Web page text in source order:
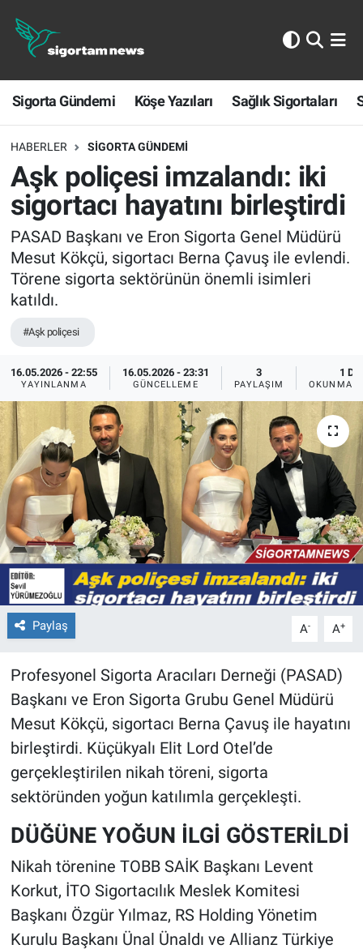
Sigorta Gündemi Köşe Yazıları Sağlık Sigortaları
HABERLER SIGORTA GÜNDEMI
Aşk poliçesi imzalandı: iki
sigortacı hayatını birleştirdi
PASAD Başkanı ve Eron Sigorta Genel Müdürü
Mesut Kökçü, sigortacı Berna Çavuş ile evlendi.
Törene sigorta sektörünün önemli isimleri
katıldı.
#Aşk poliçesi
16.05.2026 - 22:55
YAYINLANMA
16.05.2026 - 23:31
GÜNCELLEME
3
PAYLAŞIM
1 DK
OKUNMA
Paylaş A- A+
Profesyonel Sigorta Aracıları Derneği (PASAD)
Başkanı ve Eron Sigorta Grubu Genel Müdürü
Mesut Kökçü, sigortacı Berna Çavuş ile hayatını
birleştirdi. Küçükyalı Elit Lord Otel’de
gerçekleştirilen nikah töreni, sigorta
sektöründen yoğun katılımla gerçekleşti.
DÜĞÜNE YOĞUN İLGİ GÖSTERİLDİ
Nikah törenine TOBB SAİK Başkanı Levent
Korkut, İTO Sigortacılık Meslek Komitesi
Başkanı Özgür Yılmaz, RS Holding Yönetim
Kurulu Başkanı Ünal Ünaldı ve Allianz Türkiye
Sigorta Gündemi
Köşe Yazıları
Sağlık Sigortaları
Sporun Sigortası
Ekonomi